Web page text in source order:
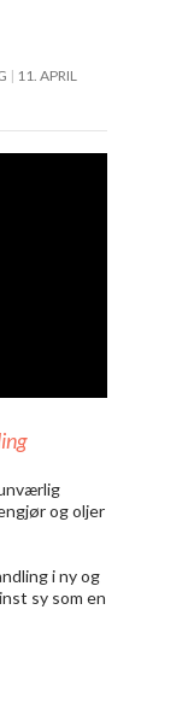
11. APRIL
og oljer
i ny og
sy som en